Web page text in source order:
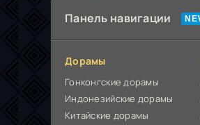
Панель навигации
Дорамы
Гонконгские дорамы
Индонезийские дорамы
Китайские дорамы